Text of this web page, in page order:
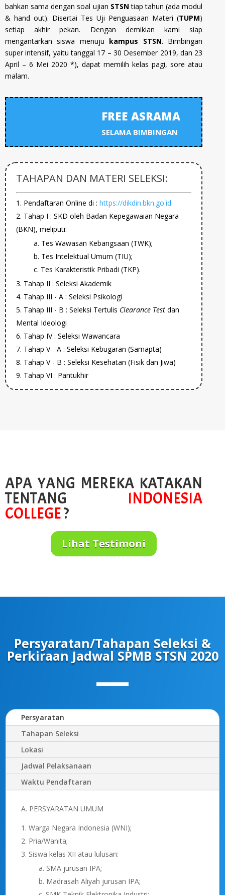
bahkan sama dengan soal ujian STSN tiap tahun (ada modul
& hand out). Disertai Tes Uji Penguasaan Materi (TUPM)
setiap akhir pekan. Dengan demikian kami siap
mengantarkan siswa menuju kampus STSN. Bimbingan
super intensif, yaitu tanggal 17 – 30 Desember 2019, dan 23
April – 6 Mei 2020 *), dapat memilih kelas pagi, sore atau
malam.
FREE ASRAMA
SELAMA BIMBINGAN
TAHAPAN DAN MATERI SELEKSI:
Pendaftaran Online di : https://dikdin.bkn.go.id
Tahap I : SKD oleh Badan Kepegawaian Negara
(BKN), meliputi:
a. Tes Wawasan Kebangsaan (TWK);
b. Tes Intelektual Umum (TIU);
c. Tes Karakteristik Pribadi (TKP).
Tahap II : Seleksi Akademik
Tahap III - A : Seleksi Psikologi
Tahap III - B : Seleksi Tertulis Clearance Test dan
Mental Ideologi
Tahap IV : Seleksi Wawancara
Tahap V - A : Seleksi Kebugaran (Samapta)
Tahap V - B : Seleksi Kesehatan (Fisik dan Jiwa)
Tahap VI : Pantukhir
APA YANG MEREKA KATAKAN
TENTANG INDONESIA
COLLEGE?
Lihat Testimoni
Persyaratan/Tahapan Seleksi &
Perkiraan Jadwal SPMB STSN 2020
Persyaratan
Tahapan Seleksi
Lokasi
Jadwal Pelaksanaan
Waktu Pendaftaran
A. PERSYARATAN UMUM
Warga Negara Indonesia (WNI);
Pria/Wanita;
Siswa kelas XII atau lulusan:
a. SMA jurusan IPA;
b. Madrasah Aliyah jurusan IPA;